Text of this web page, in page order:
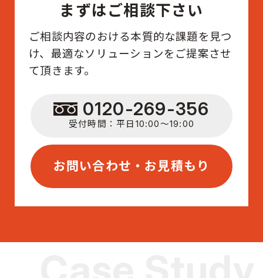
まずはご相談下さい
ご相談内容のおける本質的な課題を見つ
け、最適なソリューションをご提案させ
て頂きます。
0120-269-356
受付時間：平日10:00〜19:00
お問い合わせ・お見積もり